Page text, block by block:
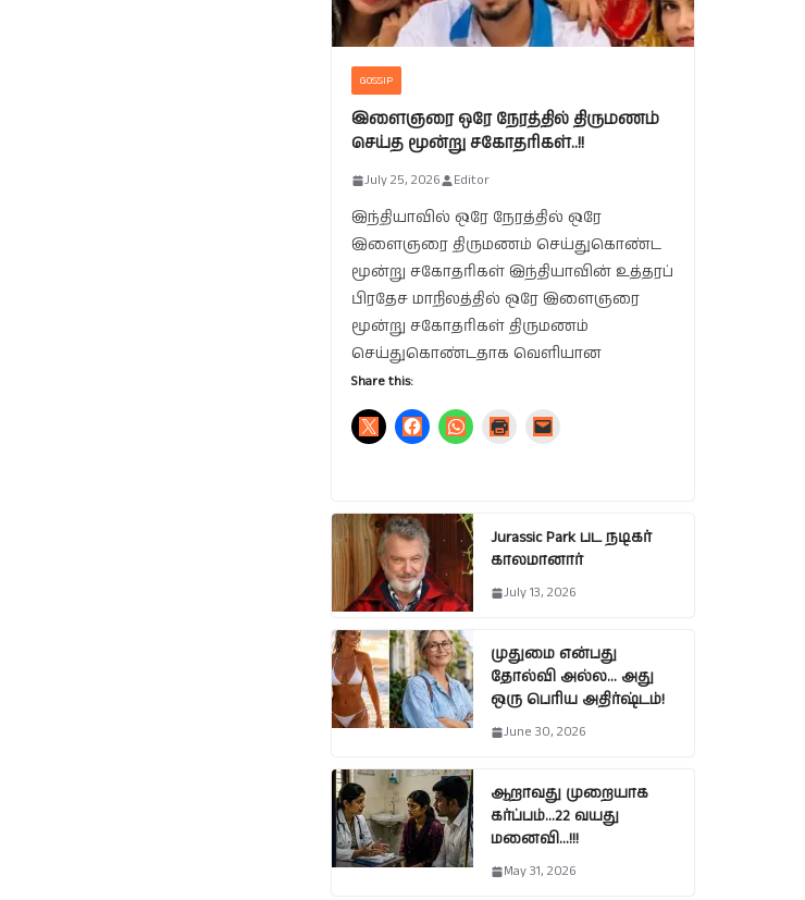
GOSSIP
இளைஞரை ஒரே நேரத்தில் திருமணம்
செய்த மூன்று சகோதரிகள்..!!
July 25, 2026 Editor
இந்தியாவில் ஒரே நேரத்தில் ஒரே
இளைஞரை திருமணம் செய்துகொண்ட
மூன்று சகோதரிகள் இந்தியாவின் உத்தரப்
பிரதேச மாநிலத்தில் ஒரே இளைஞரை
மூன்று சகோதரிகள் திருமணம்
செய்துகொண்டதாக வெளியான
Share this:
Jurassic Park பட நடிகர்
காலமானார்
July 13, 2026
முதுமை என்பது
தோல்வி அல்ல… அது
ஒரு பெரிய அதிர்ஷ்டம்!
June 30, 2026
ஆறாவது முறையாக
கர்ப்பம்…22 வயது
மனைவி…!!!
May 31, 2026